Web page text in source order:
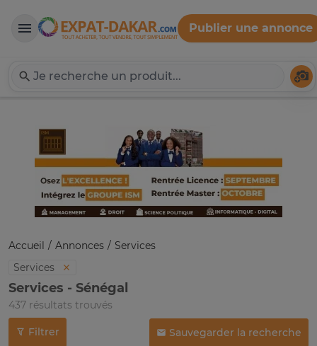
Expat-Dakar
Publier une annonce
Accueil Annonces
Services
Services
Services - Sénégal
437 résultats trouvés
Filtrer Sauvegarder la recherche